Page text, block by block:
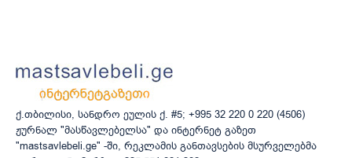
ქ.თბილისი, სანდრო ეულის ქ. #5; +995 32 220 0 220 (4506)
ჟურნალ "მასწავლებელსა" და ინტერნეტ გაზეთ
"mastsavlebeli.ge" -ში, რეკლამის განთავსების მსურველებმა